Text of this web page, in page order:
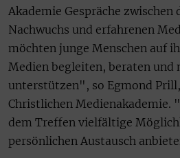
Akademie Gespräche
Nachwuchs und erfahrenen
möchten junge Menschen auf
Medien begleiten, beraten und
unterstützen", so Egmond
Christlichen Medienakademie.
dem Treffen vielfältige
persönlichen Austausch